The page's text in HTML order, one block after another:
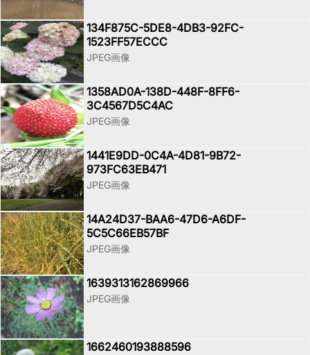
134F875C-5DE8-4DB3-92FC-
1523FF57ECCC
JPEG画像
1358AD0A-138D-448F-8FF6-
3C4567D5C4AC
JPEG画像
1441E9DD-0C4A-4D81-9B72-
973FC63EB471
JPEG画像
14A24D37-BAA6-47D6-A6DF-
5C5C66EB57BF
JPEG画像
1639313162869966
JPEG画像
1662460193888596